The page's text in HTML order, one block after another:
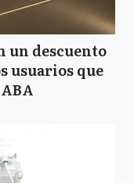
un descuento
usuarios que